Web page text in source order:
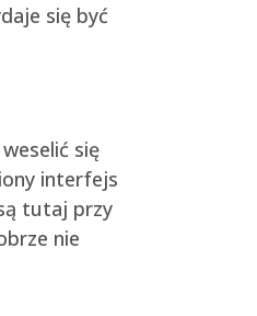
się być
się
interfejs
tutaj przy
nie